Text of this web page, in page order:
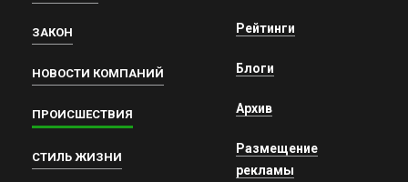
ЗАКОН
НОВОСТИ КОМПАНИЙ
ПРОИСШЕСТВИЯ
СТИЛЬ ЖИЗНИ
Рейтинги
Блоги
Архив
Размещение
рекламы